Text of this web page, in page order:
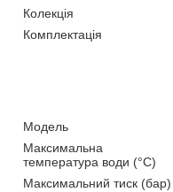
Колекція
Комплектація
Мoдель
Максимальна
температура води (°C)
Максимальний тиск (бар)